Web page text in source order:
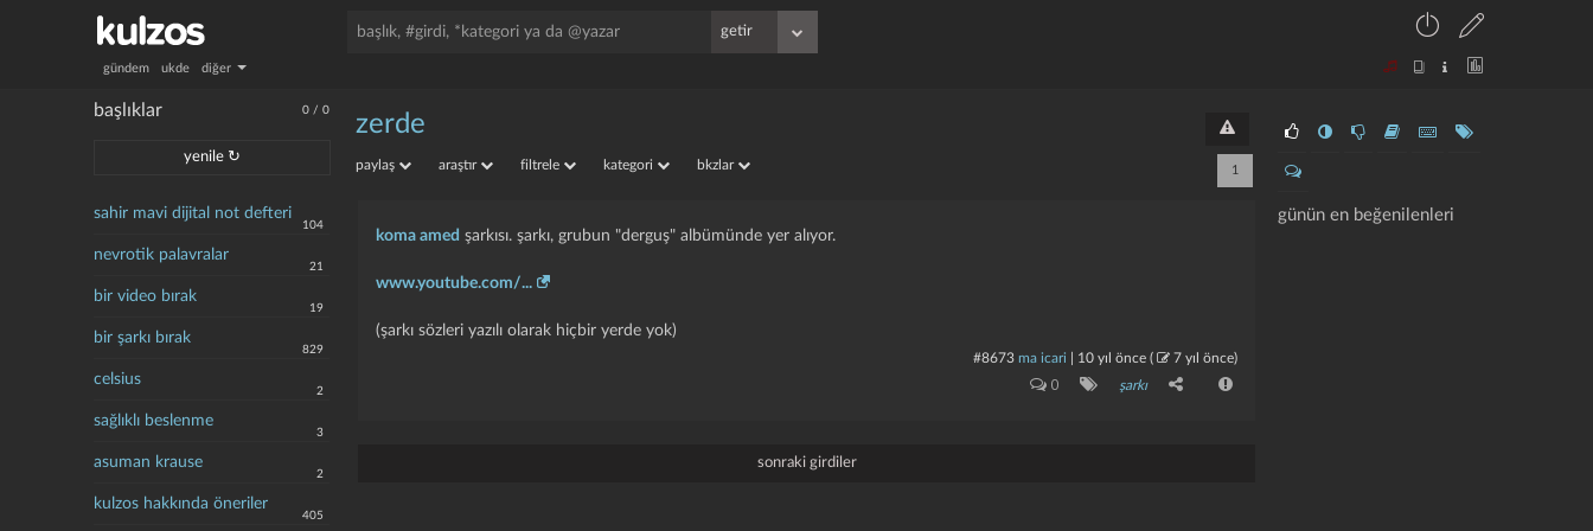
gündem ukde diğer
0 /0
başlıklar
yenile ↻
sahir mavi dijital not defteri
104
nevrotik palavralar
21
bir video bırak
19
bir şarkı bırak
829
celsius
2
sağlıklı beslenme
3
asuman krause
2
kulzos hakkında öneriler
405
günün en beğenilenleri
zerde
paylaş araştır filtrele kategori bkzlar 1
koma amed şarkısı. şarkı, grubun "derguş" albümünde yer alıyor.
www.youtube.com/...
(şarkı sözleri yazılı olarak hiçbir yerde yok)
#8673 ma icari 10 yıl önce ( 7 yıl önce)
0 şarkı
sonraki girdiler